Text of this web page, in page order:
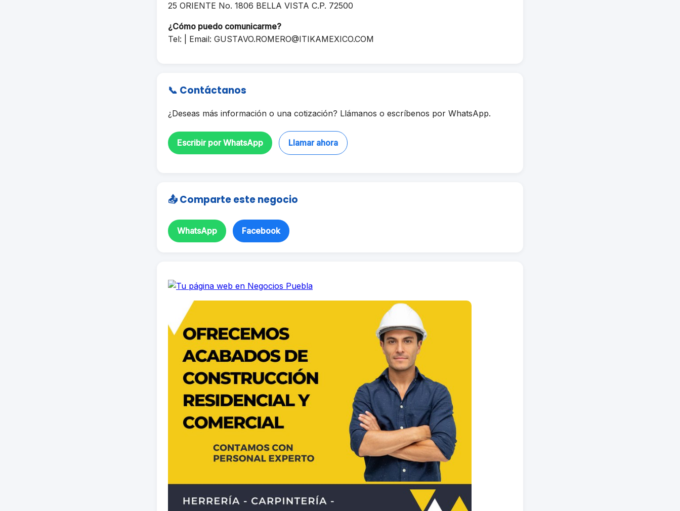
25 ORIENTE No. 1806 BELLA VISTA C.P. 72500
¿Cómo puedo comunicarme?
Tel: | Email: GUSTAVO.ROMERO@ITIKAMEXICO.COM
📞 Contáctanos
¿Deseas más información o una cotización? Llámanos o escríbenos por WhatsApp.
Escribir por WhatsApp Llamar ahora
📤 Comparte este negocio
WhatsApp Facebook